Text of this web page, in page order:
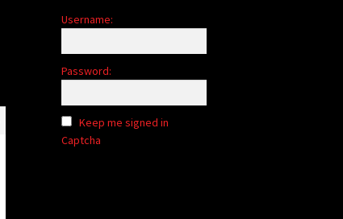
Username:
Password:
Keep me signed in
Captcha